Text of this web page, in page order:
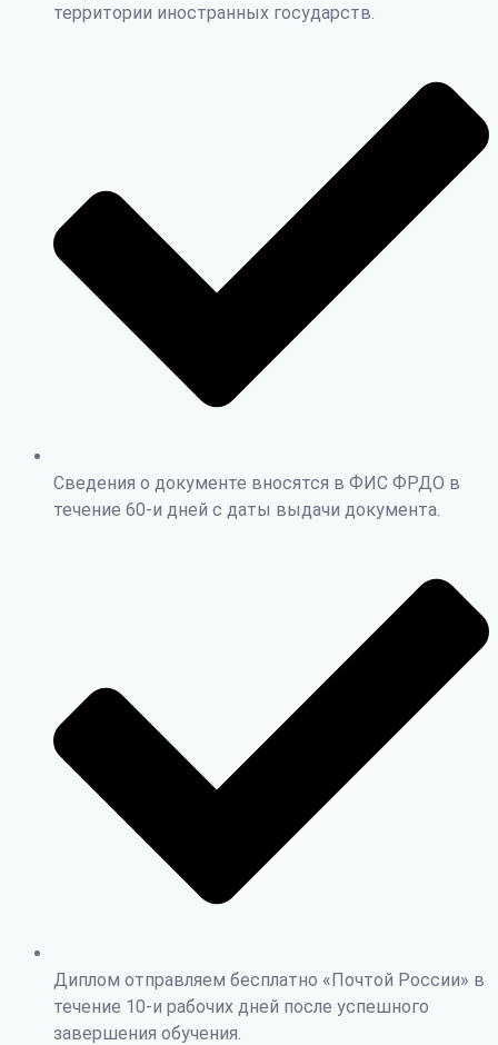
территории иностранных государств.
Сведения о документе вносятся в ФИС ФРДО в
течение 60-и дней с даты выдачи документа.
Диплом отправляем бесплатно «Почтой России» в
течение 10-и рабочих дней после успешного
завершения обучения.